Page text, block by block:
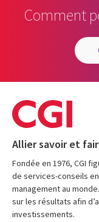
Comment
Allier savoir et
Fondée en 1976, CGI
de services-conseils
management au
sur les résultats afin
investissements.